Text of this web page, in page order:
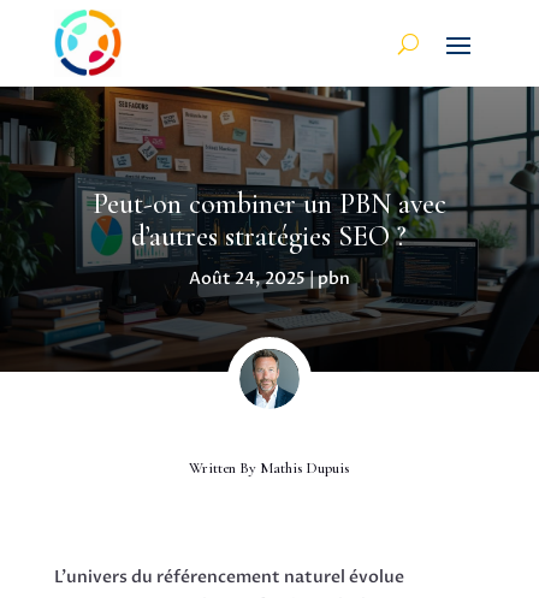
Peut-on combiner un PBN avec
d’autres stratégies SEO ?
Août 24, 2025|pbn
Written By Mathis Dupuis
L’univers du référencement naturel évolue